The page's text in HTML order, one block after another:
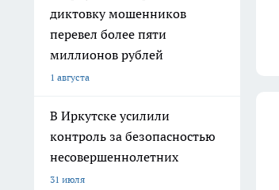
диктовку мошенников
перевел более пяти
миллионов рублей
1 августа
В Иркутске усилили
контроль за безопасностью
несовершеннолетних
31 июля